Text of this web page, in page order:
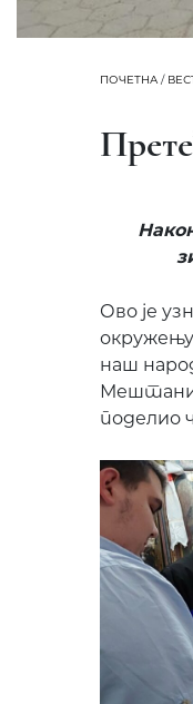
ПОЧЕТНА/
Ово је
окружењу
наш
Мештани
поделио